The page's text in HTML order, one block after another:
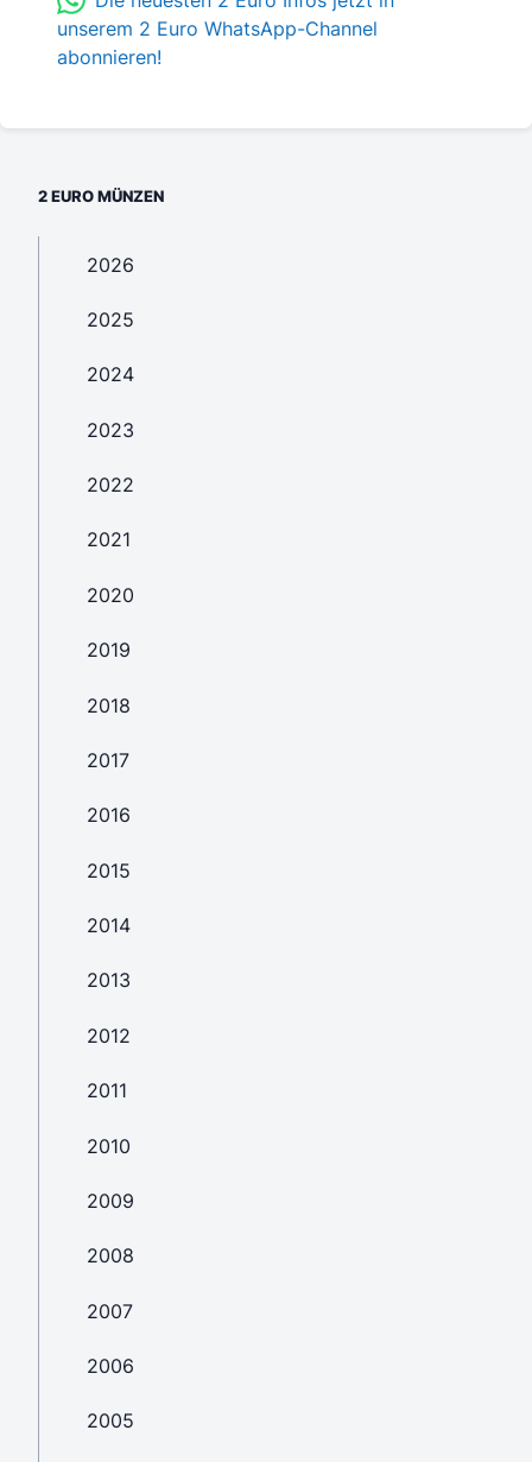
unserem 2 Euro WhatsApp-Channel
abonnieren!
2 EURO MÜNZEN
2026
2025
2024
2023
2022
2021
2020
2019
2018
2017
2016
2015
2014
2013
2012
2011
2010
2009
2008
2007
2006
2005